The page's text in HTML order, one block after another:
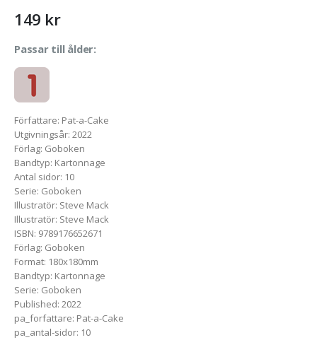
149 kr
Passar till ålder:
Författare: Pat-a-Cake
Utgivningsår: 2022
Förlag: Goboken
Bandtyp: Kartonnage
Antal sidor: 10
Serie: Goboken
Illustratör: Steve Mack
Illustratör: Steve Mack
ISBN: 9789176652671
Förlag: Goboken
Format: 180x180mm
Bandtyp: Kartonnage
Serie: Goboken
Published: 2022
pa_forfattare: Pat-a-Cake
pa_antal-sidor: 10